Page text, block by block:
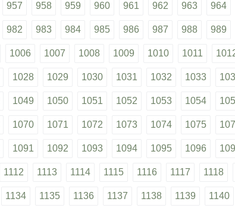
957 958 959 960 961 962 963 964
982 983 984 985 986 987 988 989
1006 1007 1008 1009 1010 1011
1028 1029 1030 1031 1032 1033
1049 1050 1051 1052 1053 1054
1070 1071 1072 1073 1074 1075
1091 1092 1093 1094 1095 1096
1112 1113 1114 1115 1116 1117 1118
1134 1135 1136 1137 1138 1139 1140